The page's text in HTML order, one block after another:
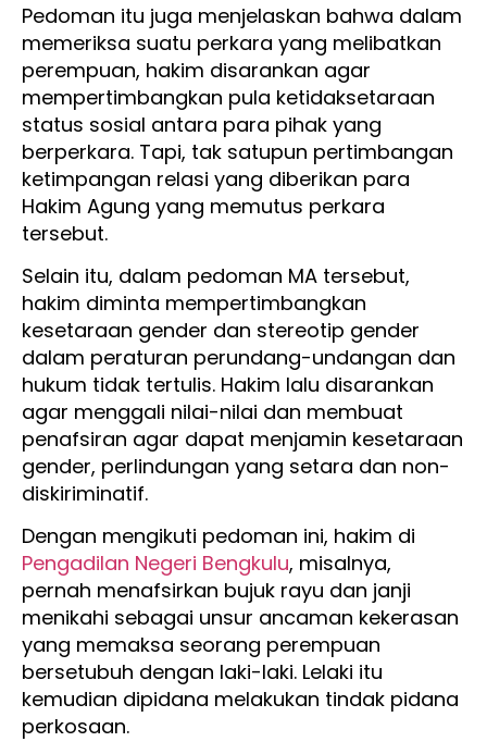
Pedoman itu juga menjelaskan bahwa dalam
memeriksa suatu perkara yang melibatkan
perempuan, hakim disarankan agar
mempertimbangkan pula ketidaksetaraan
status sosial antara para pihak yang
berperkara. Tapi, tak satupun pertimbangan
ketimpangan relasi yang diberikan para
Hakim Agung yang memutus perkara
tersebut.
Selain itu, dalam pedoman MA tersebut,
hakim diminta mempertimbangkan
kesetaraan gender dan stereotip gender
dalam peraturan perundang-undangan dan
hukum tidak tertulis. Hakim lalu disarankan
agar menggali nilai-nilai dan membuat
penafsiran agar dapat menjamin kesetaraan
gender, perlindungan yang setara dan non-
diskiriminatif.
Dengan mengikuti pedoman ini, hakim di
Pengadilan Negeri Bengkulu, misalnya,
pernah menafsirkan bujuk rayu dan janji
menikahi sebagai unsur ancaman kekerasan
yang memaksa seorang perempuan
bersetubuh dengan laki-laki. Lelaki itu
kemudian dipidana melakukan tindak pidana
perkosaan.